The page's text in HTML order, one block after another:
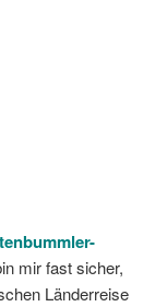
mir fast sicher,
Länderreise